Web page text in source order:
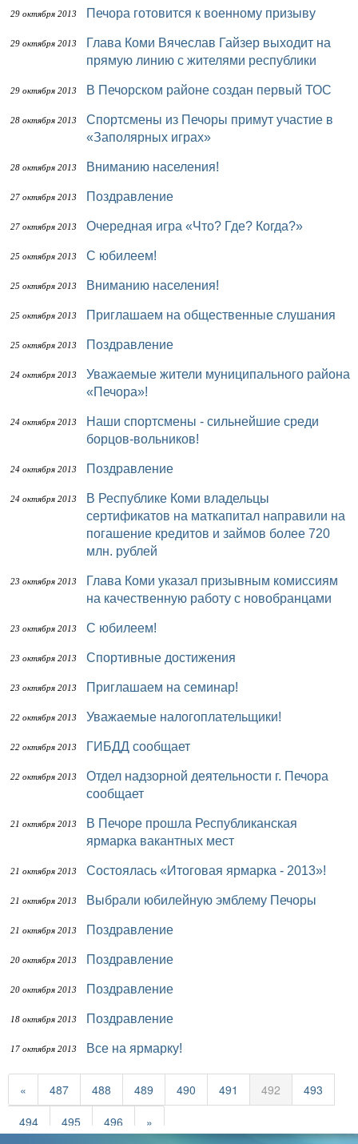
29 октября 2013 Печора готовится к военному призыву
29 октября 2013
Глава Коми Вячеслав Гайзер выходит на
прямую линию с жителями республики
29 октября 2013 В Печорском районе создан первый ТОС
28 октября 2013
Спортсмены из Печоры примут участие в
«Заполярных играх»
28 октября 2013 Вниманию населения!
27 октября 2013 Поздравление
27 октября 2013 Очередная игра «Что? Где? Когда?»
25 октября 2013 С юбилеем!
25 октября 2013 Вниманию населения!
25 октября 2013 Приглашаем на общественные слушания
25 октября 2013 Поздравление
24 октября 2013
Уважаемые жители муниципального района
«Печора»!
24 октября 2013
Наши спортсмены - сильнейшие среди
борцов-вольников!
24 октября 2013 Поздравление
24 октября 2013
В Республике Коми владельцы
сертификатов на маткапитал направили на
погашение кредитов и займов более 720
млн. рублей
23 октября 2013
Глава Коми указал призывным комиссиям
на качественную работу с новобранцами
23 октября 2013 С юбилеем!
23 октября 2013 Спортивные достижения
23 октября 2013 Приглашаем на семинар!
22 октября 2013 Уважаемые налогоплательщики!
22 октября 2013 ГИБДД сообщает
22 октября 2013
Отдел надзорной деятельности г. Печора
сообщает
21 октября 2013
В Печоре прошла Республиканская
ярмарка вакантных мест
21 октября 2013 Состоялась «Итоговая ярмарка - 2013»!
21 октября 2013 Выбрали юбилейную эмблему Печоры
21 октября 2013 Поздравление
20 октября 2013 Поздравление
20 октября 2013 Поздравление
18 октября 2013 Поздравление
17 октября 2013 Все на ярмарку!
« 487 488 489 490 491 492
493
494
495 496 »